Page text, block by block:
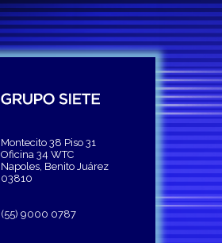
Montecito 38 Piso 31
Oficina 34 WTC
Napoles, Benito Juárez
03810
(55) 9000 0787